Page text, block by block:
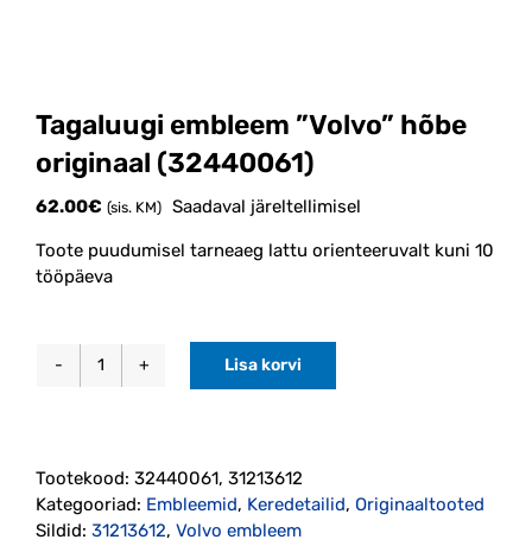
Tagaluugi embleem ”Volvo” hõbe
originaal (32440061)
62.00€ (sis. KM) Saadaval järeltellimisel
Toote puudumisel tarneaeg lattu orienteeruvalt kuni 10
tööpäeva
Tagaluugi
originaal
(32440061)
kogus
Lisa korvi
Tootekood: 32440061, 31213612
Kategooriad: Embleemid, Keredetailid, Originaaltooted
Sildid: 31213612, Volvo embleem